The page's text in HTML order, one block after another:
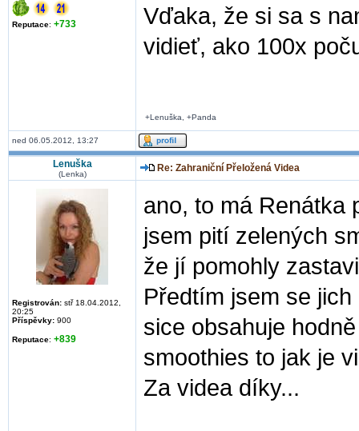
Reputace: +733
Vďaka, že si sa s
vidieť, ako 100x
+Lenuška, +Panda
ned 06.05.2012, 13:27
Lenuška
(Lenka)
Re: Zahraniční Přeložená Videa
Registrován: stř 18.04.2012,
20:25
Příspěvky: 900
Reputace: +839
ano, to má Renátka
jsem pití zelených
že jí pomohly
Předtím jsem se
sice obsahuje
smoothies to jak je
Za videa díky...